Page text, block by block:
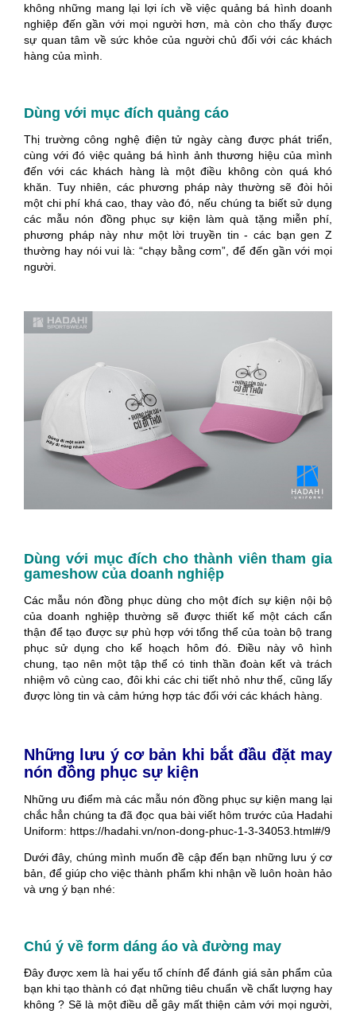
không những mang lại lợi ích về việc quảng bá hình doanh
nghiệp đến gần với mọi người hơn, mà còn cho thấy được
sự quan tâm về sức khỏe của người chủ đối với các khách
hàng của mình.
Dùng với mục đích quảng cáo
Thị trường công nghệ điện tử ngày càng được phát triển,
cùng với đó việc quảng bá hình ảnh thương hiệu của mình
đến với các khách hàng là một điều không còn quá khó
khăn. Tuy nhiên, các phương pháp này thường sẽ đòi hỏi
một chi phí khá cao, thay vào đó, nếu chúng ta biết sử dụng
các mẫu nón đồng phục sự kiện làm quà tặng miễn phí,
phương pháp này như một lời truyền tin - các bạn gen Z
thường hay nói vui là: “chạy bằng cơm”, để đến gần với mọi
người.
Dùng với mục đích cho thành viên tham gia
gameshow của doanh nghiệp
Các mẫu nón đồng phục dùng cho một đích sự kiện nội bộ
của doanh nghiệp thường sẽ được thiết kế một cách cẩn
thận để tạo được sự phù hợp với tổng thể của toàn bộ trang
phục sử dụng cho kế hoạch hôm đó. Điều này vô hình
chung, tạo nên một tập thể có tinh thần đoàn kết và trách
nhiệm vô cùng cao, đôi khi các chi tiết nhỏ như thế, cũng lấy
được lòng tin và cảm hứng hợp tác đối với các khách hàng.
Những lưu ý cơ bản khi bắt đầu đặt may
nón đồng phục sự kiện
Những ưu điểm mà các mẫu nón đồng phục sự kiện mang lại
chắc hẳn chúng ta đã đọc qua bài viết hôm trước của Hadahi
Uniform: https://hadahi.vn/non-dong-phuc-1-3-34053.html#/9
Dưới đây, chúng mình muốn đề cập đến bạn những lưu ý cơ
bản, để giúp cho việc thành phẩm khi nhận về luôn hoàn hảo
và ưng ý bạn nhé:
Chú ý về form dáng áo và đường may
Đây được xem là hai yếu tố chính để đánh giá sản phẩm của
bạn khi tạo thành có đạt những tiêu chuẩn về chất lượng hay
không ? Sẽ là một điều dễ gây mất thiện cảm với mọi người,